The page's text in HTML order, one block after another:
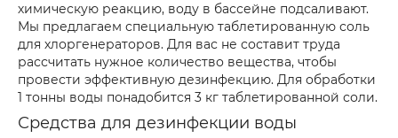
химическую реакцию, воду в бассейне подсаливают.
Мы предлагаем специальную таблетированную соль
для хлоргенераторов. Для вас не составит труда
рассчитать нужное количество вещества, чтобы
провести эффективную дезинфекцию. Для обработки
1 тонны воды понадобится 3 кг таблетированной соли.
Средства для дезинфекции воды